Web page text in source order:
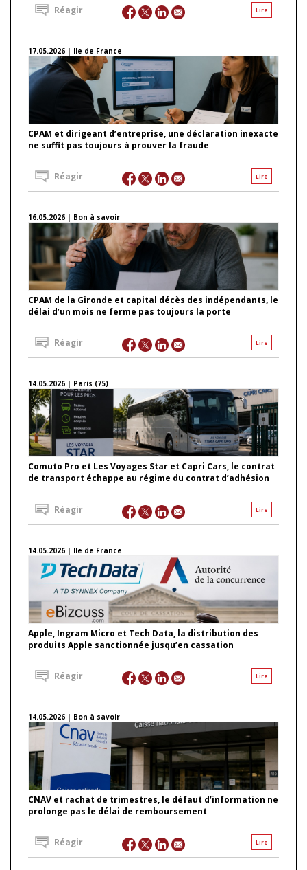
Lire
Réagir
17.05.2026 | Ile de France
CPAM et dirigeant d’entreprise, une déclaration inexacte
ne suffit pas toujours à prouver la fraude
Lire
Réagir
16.05.2026 | Bon à savoir
CPAM de la Gironde et capital décès des indépendants, le
délai d’un mois ne ferme pas toujours la porte
Lire
Réagir
14.05.2026 | Paris (75)
Comuto Pro et Les Voyages Star et Capri Cars, le contrat
de transport échappe au régime du contrat d’adhésion
Lire
Réagir
14.05.2026 | Ile de France
Apple, Ingram Micro et Tech Data, la distribution des
produits Apple sanctionnée jusqu’en cassation
Lire
Réagir
14.05.2026 | Bon à savoir
CNAV et rachat de trimestres, le défaut d’information ne
prolonge pas le délai de remboursement
Lire
Réagir